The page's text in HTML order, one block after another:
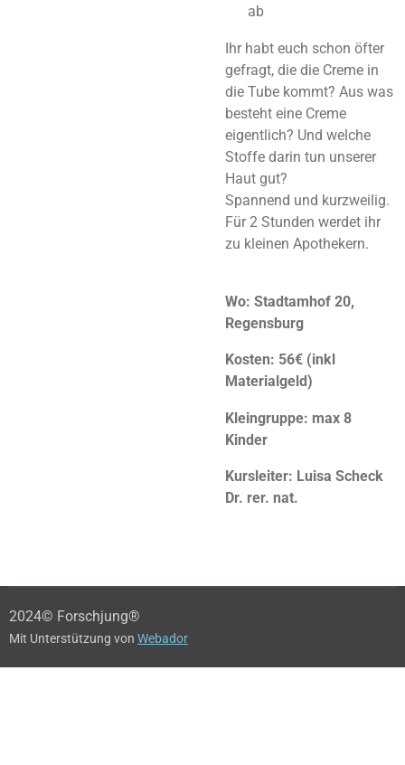
ab
Ihr habt euch schon öfter
gefragt, die die Creme in
die Tube kommt? Aus was
besteht eine Creme
eigentlich? Und welche
Stoffe darin tun unserer
Haut gut?
Spannend und kurzweilig.
Für 2 Stunden werdet ihr
zu kleinen Apothekern.
Wo: Stadtamhof 20,
Regensburg
Kosten: 56€ (inkl
Materialgeld)
Kleingruppe: max 8
Kinder
Kursleiter: Luisa Scheck
Dr. rer. nat.
2024© Forschjung®
Mit Unterstützung von Webador